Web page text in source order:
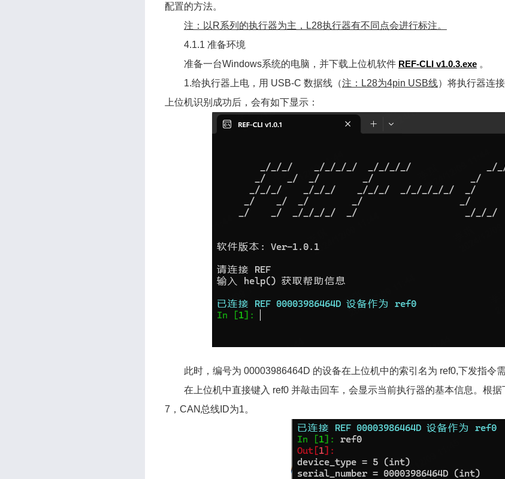
配置的方法。
注：以R系列的执行器为主，L28执行器有不同点会进行标注。
4.1.1 准备环境
准备一台Windows系统的电脑，并下载上位机软件 REF-CLI v1.0.3.exe。
1.给执行器上电，用 USB-C 数据线（注：L28为4pin USB线）将执行器连
上位机识别成功后，会有如下显示：
此时，编号为 00003986464D 的设备在上位机中的索引名为 ref0,下发指令
在上位机中直接键入 ref0 并敲击回车，会显示当前执行器的基本信息。根
7，CAN总线ID为1。